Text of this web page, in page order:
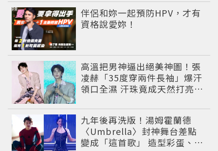
伴侶和妳一起預防HPV，才有
資格說愛妳！
PR
高溫把男神逼出絕美神圖！張
凌赫「35度穿兩件長袖」爆汗
領口全濕 汗珠竟成天然打亮帥
九年後再洗版！湯姆霍蘭德
〈Umbrella〉封神舞台差點
變成「這首歌」 造型彩蛋、暖